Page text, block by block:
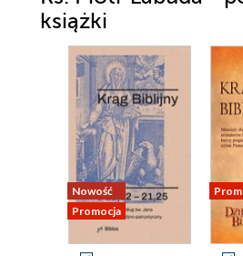
książki
Nowość
Promocja